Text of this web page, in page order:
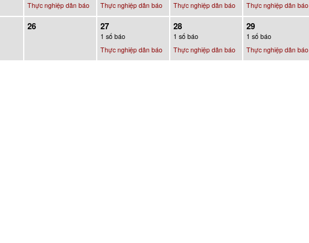
Thực nghiệp dân báo
Thực nghiệp dân báo
Thực nghiệp dân báo
Thực nghiệp dân báo
26 27
1 số báo
Thực nghiệp dân báo
28
1 số báo
Thực nghiệp dân báo
29
1 số báo
Thực nghiệp dân báo